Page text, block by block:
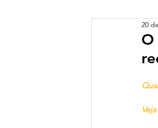
Liderança
Clima,
O
20